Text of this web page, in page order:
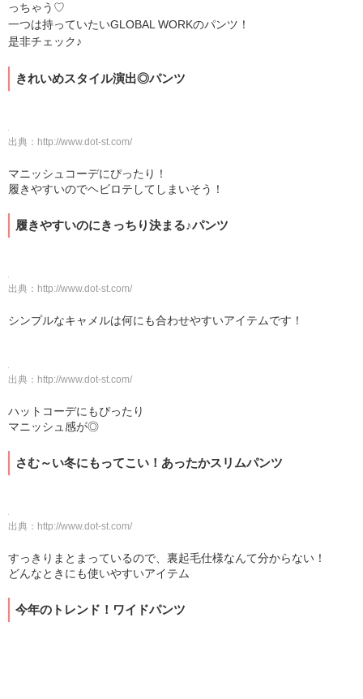
っちゃう♡
一つは持っていたいGLOBAL WORKのパンツ！
是非チェック♪
きれいめスタイル演出◎パンツ
出典： http://www.dot-st.com/
マニッシュコーデにぴったり！
履きやすいのでヘビロテしてしまいそう！
履きやすいのにきっちり決まる♪パンツ
出典： http://www.dot-st.com/
シンプルなキャメルは何にも合わせやすいアイテムです！
出典： http://www.dot-st.com/
ハットコーデにもぴったり
マニッシュ感が◎
さむ～い冬にもってこい！あったかスリムパンツ
出典： http://www.dot-st.com/
すっきりまとまっているので、裏起毛仕様なんて分からない！
どんなときにも使いやすいアイテム
今年のトレンド！ワイドパンツ